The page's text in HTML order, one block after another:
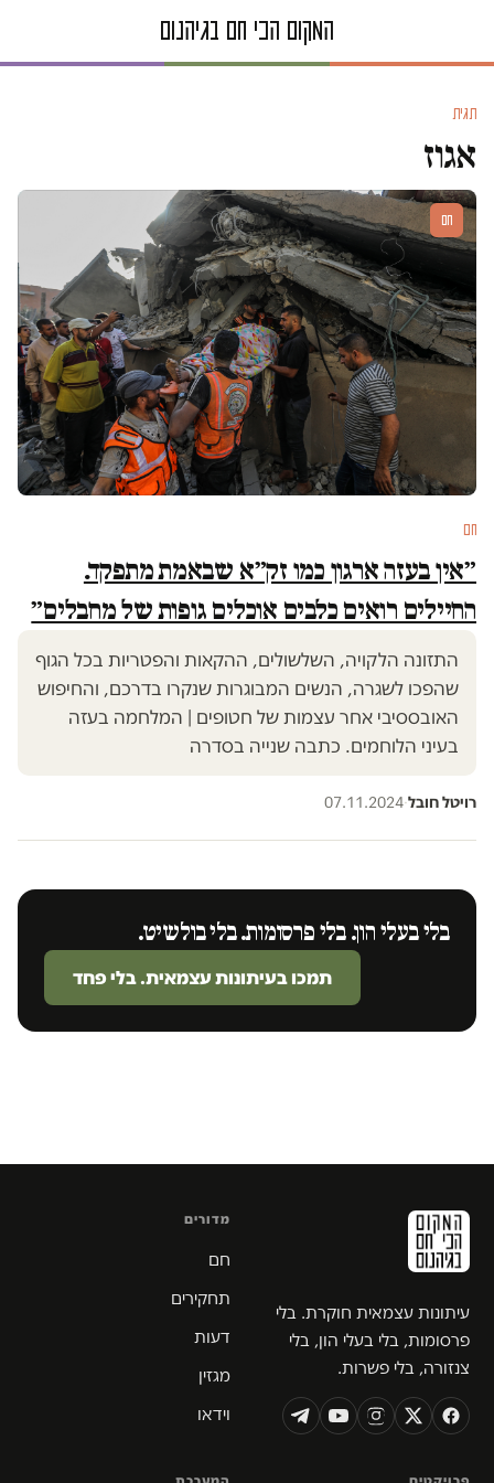
תגית
אגוז
חם
חם
״אין בעזה ארגון כמו זק״א שבאמת מתפקד.
החיילים רואים כלבים אוכלים גופות של מחבלים״
התזונה הלקויה, השלשולים, ההקאות והפטריות בכל הגוף
שהפכו לשגרה, הנשים המבוגרות שנקרו בדרכם, והחיפוש
האובססיבי אחר עצמות של חטופים | המלחמה בעזה
בעיני הלוחמים. כתבה שנייה בסדרה
רויטל חובל·
07.11.2024
בלי בעלי הון. בלי פרסומות. בלי בולשיט.
תמכו בעיתונות עצמאית. בלי פחד
עיתונות עצמאית חוקרת. בלי
פרסומות, בלי בעלי הון, בלי
צנזורה, בלי פשרות.
מדורים
חם
תחקירים
דעות
מגזין
וידאו